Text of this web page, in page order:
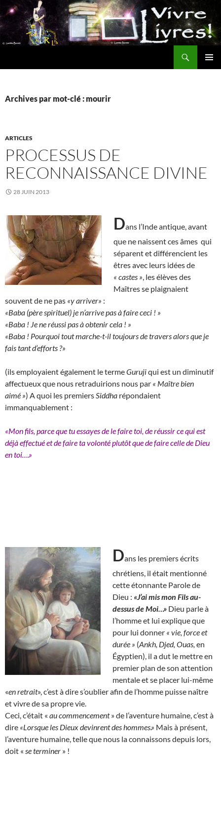
Aller
au
contenu
Archives par mot-clé : mourir
ARTICLES
PROCESSUS DE
RECONNAISSANCE DIVINE
28 JUIN 2013
Dans l’Inde antique, avant
que ne naissent ces âmes qui
séparent et différencient les
êtres avec leurs idées de
« castes » , les élèves des
Maîtres se plaignaient
souvent de ne pas «y arriver» :
«Baba (père spirituel) je n’arrive pas à faire ceci ! »
«Baba ! Je ne réussi pas à obtenir cela ! »
«Baba ! Pourquoi tout marche-t-il toujours de travers alors que je
fais tant d’efforts ?»
(ils employaient également le termeGurujiqui est un diminutif
affectueux que nous retraduirions nous par « Maître bien
aimé ») A quoi les premiers Siddha répondaient
immanquablement :
«Mon fils, parce que tu essayes de le faire toi, de réussir ce qui est
déjà effectué et de faire ta volonté plutôt que de faire celle de Dieu
en toi….»
Dans les premiers écrits
chrétiens, il était mentionné
cette étonnante Parole de
Dieu : «J’ai mis mon Fils au-
dessus de Moi…» Dieu parle à
l’homme et lui explique que
pour lui donner « vie, force et
durée » (Ankh, Djed, Ouas, en
Égyptien), il a dut le mettre en
premier plan de son attention
mentale et se placer lui-même
«en retrait», c’est à dire s’oublier afin de l’homme puisse naître
et vivre de sa propre vie.
Ceci, c’était « au commencement» de l’aventure humaine, c’est à
dire «Lorsque les Dieux devinrent des hommes.» Mais à présent,
l’aventure humaine, telle que nous la connaissons depuis lors,
doit « se terminer » !